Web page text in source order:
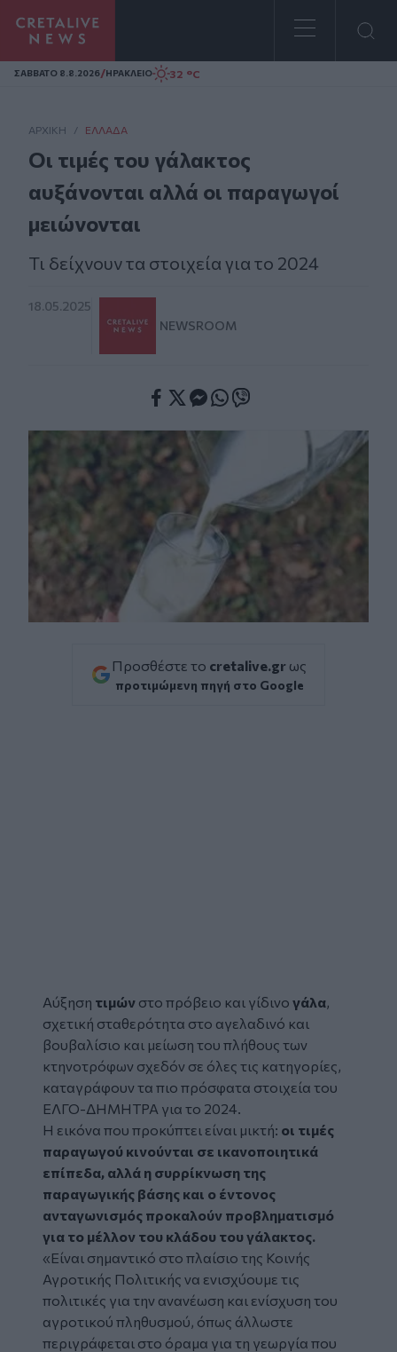
Homepage
ΣAΒΒΑΤΟ 8.8.2026/ΗΡΑΚΛΕΙΟ 32 °C
ΑΡΧΙΚΗ / ΕΛΛΆΔΑ
Οι τιμές του γάλακτος
αυξάνονται αλλά οι παραγωγοί
μειώνονται
Τι δείχνουν τα στοιχεία για το 2024
18.05.2025
NEWSROOM
Προσθέστε το cretalive.gr ως
προτιμώμενη πηγή στο Google
Αύξηση τιμών στο πρόβειο και γίδινο γάλα,
σχετική σταθερότητα στο αγελαδινό και
βουβαλίσιο και μείωση του πλήθους των
κτηνοτρόφων σχεδόν σε όλες τις κατηγορίες,
καταγράφουν τα πιο πρόσφατα στοιχεία του
ΕΛΓΟ-ΔΗΜΗΤΡΑ για το 2024.
Η εικόνα που προκύπτει είναι μικτή: οι τιμές
παραγωγού κινούνται σε ικανοποιητικά
επίπεδα, αλλά η συρρίκνωση της
παραγωγικής βάσης και ο έντονος
ανταγωνισμός προκαλούν προβληματισμό
για το μέλλον του κλάδου του γάλακτος.
«Είναι σημαντικό στο πλαίσιο της Κοινής
Αγροτικής Πολιτικής να ενισχύουμε τις
πολιτικές για την ανανέωση και ενίσχυση του
αγροτικού πληθυσμού, όπως άλλωστε
περιγράφεται στο όραμα για τη γεωργία που